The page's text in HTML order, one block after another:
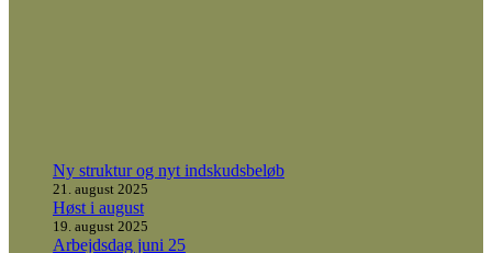
Ny struktur og nyt indskudsbeløb
21. august 2025
Høst i august
19. august 2025
Arbejdsdag juni 25